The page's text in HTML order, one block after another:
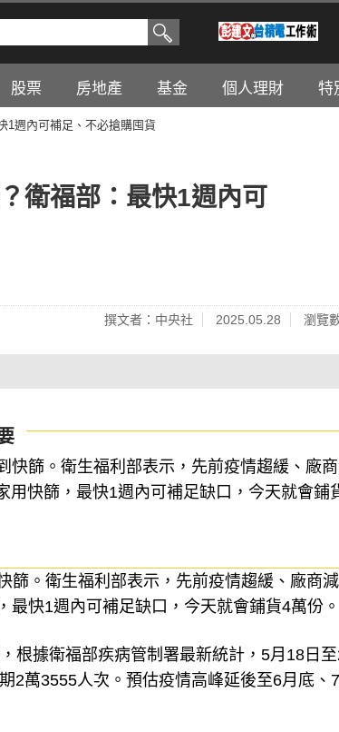
股票 房地產 基金 個人理財 特
1週內可補足、不必搶購囤貨
衛福部：最快1週內可
撰文者：中央社 2025.05.28 瀏覽
快篩。衛生福利部表示，先前疫情趨緩、廠
快篩，最快1週內可補足缺口，今天就會鋪
篩。衛生福利部表示，先前疫情趨緩、廠商
快1週內可補足缺口，今天就會鋪貨4萬份。
根據衛福部疾病管制署最新統計，5月18日至
2萬3555人次。預估疫情高峰延後至6月底、7